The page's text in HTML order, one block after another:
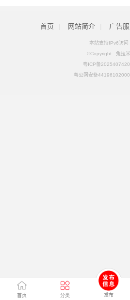
首页 分类 发布
首页 网站简介 广告
本站支持IPv6访问
©Copyright 兔拉米
粤ICP备
粤公网安备